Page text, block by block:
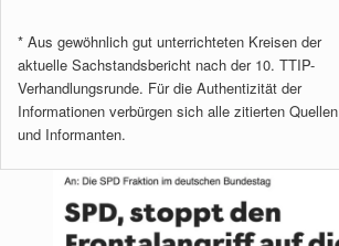
* Aus gewöhnlich gut unterrichteten Kreisen der
aktuelle Sachstandsbericht nach der 10. TTIP-
Verhandlungsrunde. Für die Authentizität der
Informationen verbürgen sich alle zitierten Quellen
und Informanten.